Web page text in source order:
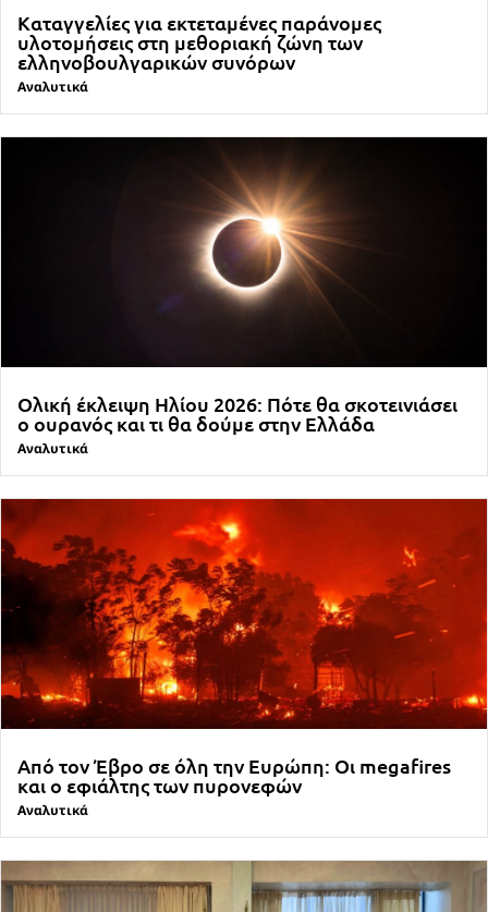
Καταγγελίες για εκτεταμένες παράνομες
υλοτομήσεις στη μεθοριακή ζώνη των
ελληνοβουλγαρικών συνόρων
Αναλυτικά
Ολική έκλειψη Ηλίου 2026: Πότε θα σκοτεινιάσει
ο ουρανός και τι θα δούμε στην Ελλάδα
Αναλυτικά
Από τον Έβρο σε όλη την Ευρώπη: Οι megafires
και ο εφιάλτης των πυρονεφών
Αναλυτικά